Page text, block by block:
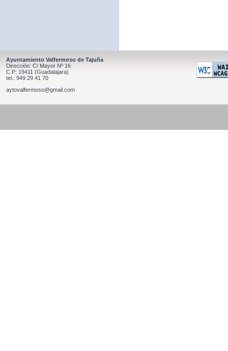
Ayuntamiento Valfermoso de Tajuña
Dirección: C/ Mayor Nº 16
C.P: 19411 (Guadalajara)
tel.: 949 29 41 70
aytovalfermoso@gmail.com